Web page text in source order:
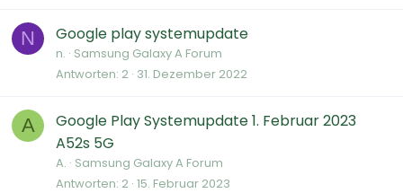
N Google play systemupdate
n. Samsung Galaxy A Forum
Antworten 2 31. Dezember 2022
A
Google Play Systemupdate 1. Februar 2023
A52s 5G
A. Samsung Galaxy A Forum
Antworten 2 15. Februar 2023